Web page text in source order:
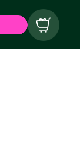
Carrito